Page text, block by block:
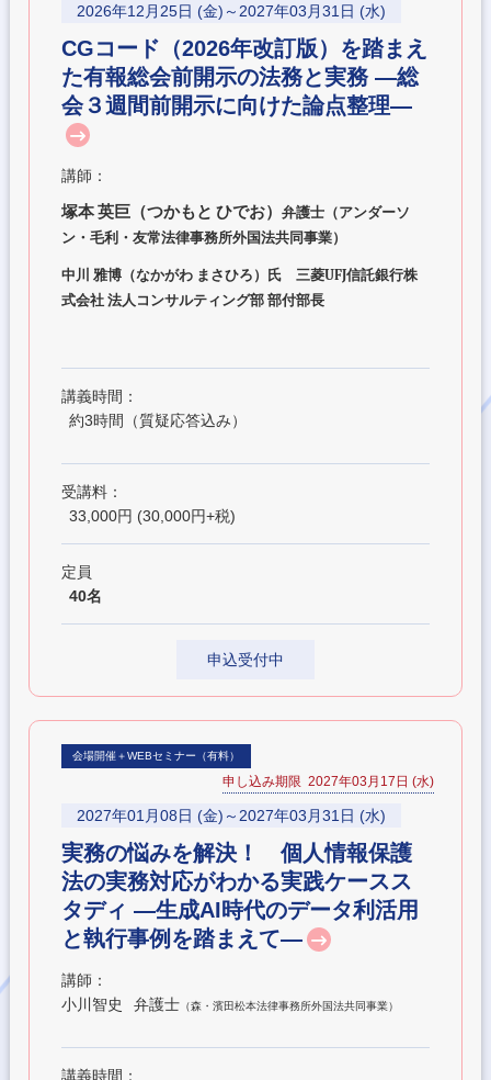
2026年12月25日 (金)～2027年03月31日 (水)
CGコード（2026年改訂版）を踏まえ
た有報総会前開示の法務と実務 ―総
会３週間前開示に向けた論点整理―
講師：
塚本英巨（つかもと ひでお）弁護士（アンダーソ
ン・毛利・友常法律事務所外国法共同事業）
中川 雅博（なかがわ まさひろ）氏 三菱UFJ信託銀行株
式会社 法人コンサルティング部 部付部長
講義時間：
約3時間（質疑応答込み）
受講料：
33,000円 (30,000円+税)
定員
40名
申込受付中
会場開催＋WEBセミナー（有料）
申し込み期限 2027年03月17日 (水)
2027年01月08日 (金)～2027年03月31日 (水)
実務の悩みを解決！ 個人情報保護
法の実務対応がわかる実践ケースス
タディ ―生成AI時代のデータ利活用
と執行事例を踏まえて―
講師：
小川智史
弁護士 （森・濱田松本法律事務所外国法共同事業）
講義時間：